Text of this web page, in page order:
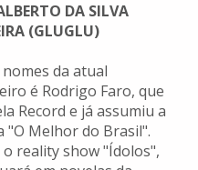
DA SILVA
(GLUGLU)
da atual
é Rodrigo Faro, que
Record e já assumiu a
Melhor do Brasil".
reality show "Ídolos",